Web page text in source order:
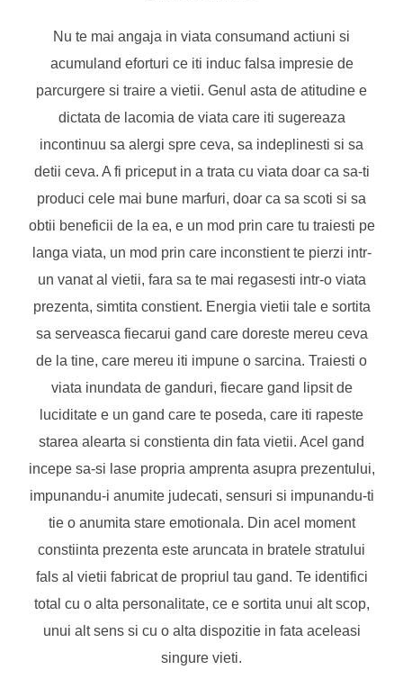
Nu te mai angaja in viata consumand actiuni si
acumuland eforturi ce iti induc falsa impresie de
parcurgere si traire a vietii. Genul asta de atitudine e
dictata de lacomia de viata care iti sugereaza
incontinuu sa alergi spre ceva, sa indeplinesti si sa
detii ceva. A fi priceput in a trata cu viata doar ca sa-ti
produci cele mai bune marfuri, doar ca sa scoti si sa
obtii beneficii de la ea, e un mod prin care tu traiesti pe
langa viata, un mod prin care inconstient te pierzi intr-
un vanat al vietii, fara sa te mai regasesti intr-o viata
prezenta, simtita constient. Energia vietii tale e sortita
sa serveasca fiecarui gand care doreste mereu ceva
de la tine, care mereu iti impune o sarcina. Traiesti o
viata inundata de ganduri, fiecare gand lipsit de
luciditate e un gand care te poseda, care iti rapeste
starea alearta si constienta din fata vietii. Acel gand
incepe sa-si lase propria amprenta asupra prezentului,
impunandu-i anumite judecati, sensuri si impunandu-ti
tie o anumita stare emotionala. Din acel moment
constiinta prezenta este aruncata in bratele stratului
fals al vietii fabricat de propriul tau gand. Te identifici
total cu o alta personalitate, ce e sortita unui alt scop,
unui alt sens si cu o alta dispozitie in fata aceleasi
singure vieti.